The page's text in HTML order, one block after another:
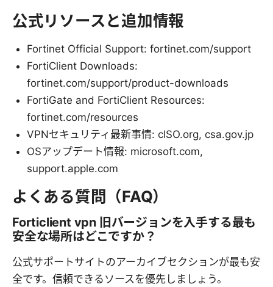
公式リソースと追加情報
Fortinet Official Support: fortinet.com/support
FortiClient Downloads:
fortinet.com/support/product-downloads
FortiGate and FortiClient Resources:
fortinet.com/resources
VPNセキュリティ最新事情: cISO.org, csa.gov.jp
OSアップデート情報: microsoft.com,
support.apple.com
よくある質問（FAQ）
Forticlient vpn 旧バージョンを入手する最も
安全な場所はどこですか？
公式サポートサイトのアーカイブセクションが最も安
全です。信頼できるソースを優先しましょう。